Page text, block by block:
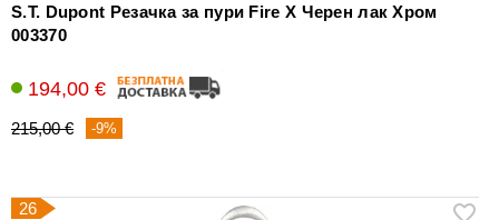
S.T. Dupont Резачка за пури Fire X Черен лак Хром
003370
194,00 €
215,00 € -9%
26